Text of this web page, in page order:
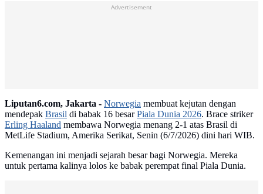
Advertisement
Liputan6.com, Jakarta - Norwegia membuat kejutan dengan
mendepak Brasil di babak 16 besarPiala Dunia 2026. Brace striker
Erling Haaland membawa Norwegia menang 2-1 atas Brasil di
MetLife Stadium, Amerika Serikat, Senin (6/7/2026) dini hari WIB.
Kemenangan ini menjadi sejarah besar bagi Norwegia. Mereka
untuk pertama kalinya lolos ke babak perempat final Piala Dunia.